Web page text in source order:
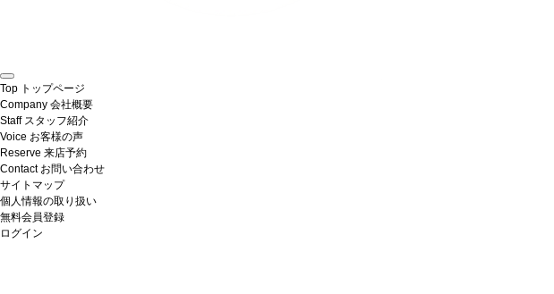
Top トップページ
Company 会社概要
Staff スタッフ紹介
Voice お客様の声
Reserve 来店予約
Contact お問い合わせ
サイトマップ
個人情報の取り扱い
無料会員登録
ログイン